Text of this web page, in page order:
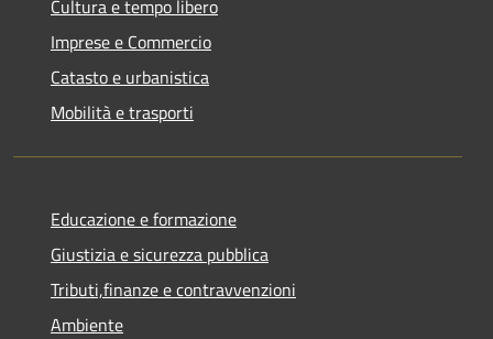
Cultura e tempo libero
Imprese e Commercio
Catasto e urbanistica
Mobilità e trasporti
Educazione e formazione
Giustizia e sicurezza pubblica
Tributi,finanze e contravvenzioni
Ambiente